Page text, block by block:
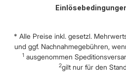
* Alle Preise inkl. gesetzl.
und ggf. Nachnahmegebühren,
1 ausgenommen
2gilt nur für den